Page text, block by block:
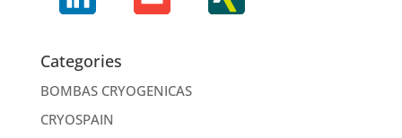
Categories
BOMBAS CRYOGENICAS
CRYOSPAIN